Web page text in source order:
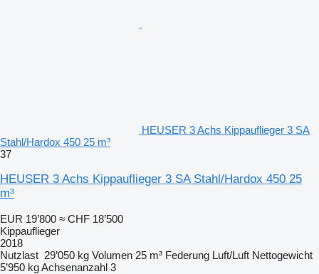
HEUSER 3 Achs Kippauflieger 3 SA
Stahl/Hardox 450 25 m³
37
HEUSER 3 Achs Kippauflieger 3 SA Stahl/Hardox 450 25
m³
EUR 19’800 ≈ CHF 18’500
Kippauflieger
2018
Nutzlast 29’050 kg Volumen 25 m³ Federung Luft/Luft Nettogewicht
5’950 kgAchsenanzahl 3